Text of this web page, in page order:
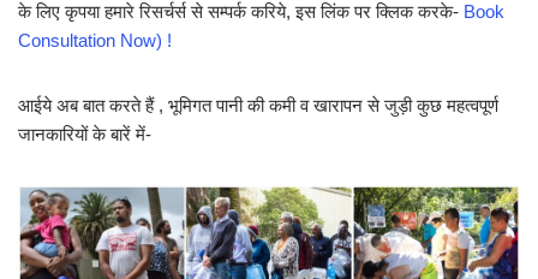
के लिए कृपया हमारे रिसर्चर्स से सम्पर्क करिये, इस लिंक पर क्लिक करके- Book
Consultation Now) !
आईये अब बात करते हैं , भूमिगत पानी की कमी व खारापन से जुड़ी कुछ महत्वपूर्ण
जानकारियों के बारें में-